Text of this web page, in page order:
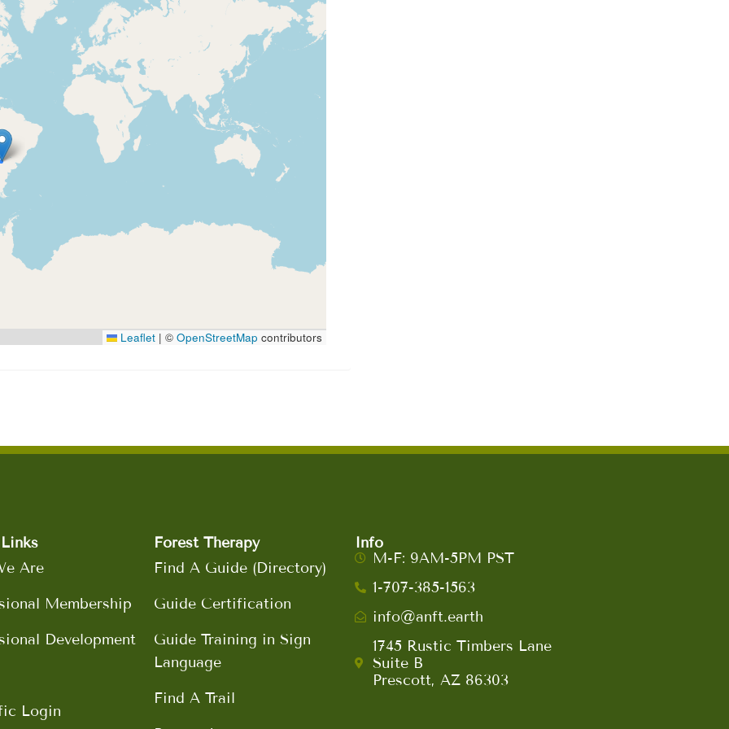
Leaflet | ©OpenStreetMap contributors
Are
Membership
Development
Login
Forest Therapy
Find A Guide (Directory)
Guide Certification
Guide Training in Sign
Language
Find A Trail
Info
M-F: 9AM-5PM PST
1-707-385-1563
info@anft.earth
1745 Rustic Timbers Lane
Suite B
Prescott, AZ 86303